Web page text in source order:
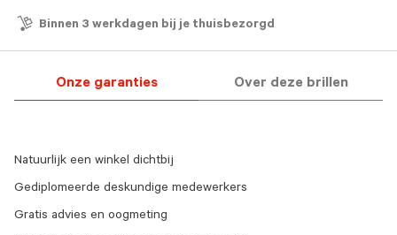
Binnen 3 werkdagen bij je thuisbezorgd
Onze garanties Over deze brillen
Natuurlijk een winkel dichtbij
Gediplomeerde deskundige medewerkers
Gratis advies en oogmeting